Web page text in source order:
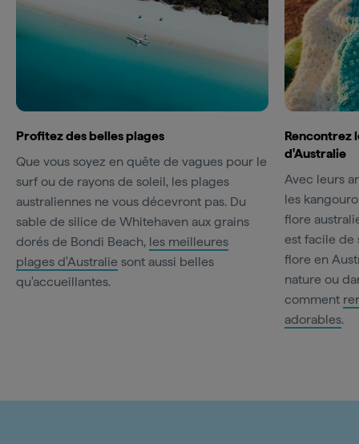
Profitez des belles plages
Que vous soyez en quête de vagues pour le
surf ou de rayons de soleil, les plages
australiennes ne vous décevront pas. Du
sable de silice de Whitehaven aux grains
dorés de Bondi Beach, les meilleures
plages d'Australie sont aussi belles
qu'accueillantes.
Rencontrez
d'Australie
Avec leurs
les
flore
est facile de
flore en
nature ou
comment
adorables.